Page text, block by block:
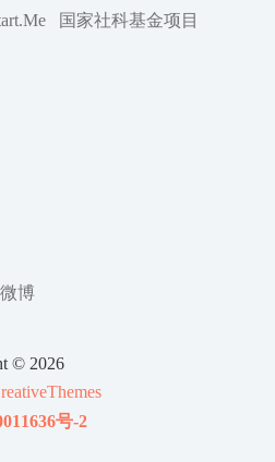
国家社科基金项目
博
© 2026
号-2